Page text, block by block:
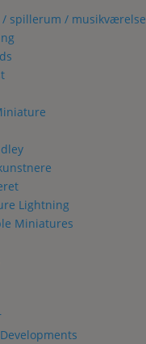
spillerum / musikværelse
Lightning
Miniatures